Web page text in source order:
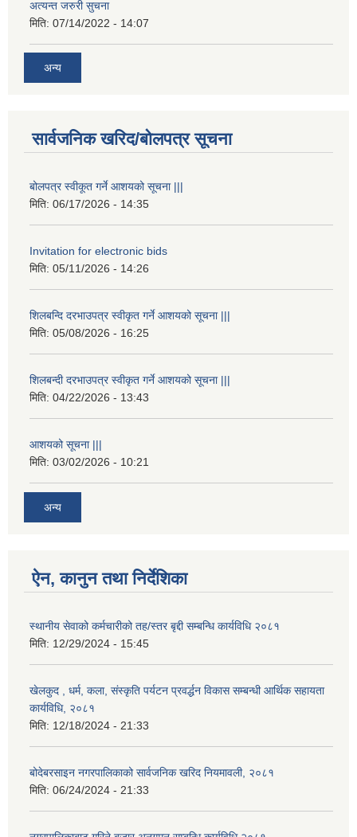
अत्यन्त जरुरी सुचना
मिति: 07/14/2022 - 14:07
अन्य
सार्वजनिक खरिद/बोलपत्र सूचना
बोलपत्र स्वीकूत गर्ने आशयको सूचना |||
मिति: 06/17/2026 - 14:35
Invitation for electronic bids
मिति: 05/11/2026 - 14:26
शिलबन्दि दरभाउपत्र स्वीकृत गर्ने आशयको सूचना |||
मिति: 05/08/2026 - 16:25
शिलबन्दी दरभाउपत्र स्वीकृत गर्ने आशयको सूचना |||
मिति: 04/22/2026 - 13:43
आशयको सूचना |||
मिति: 03/02/2026 - 10:21
अन्य
ऐन, कानुन तथा निर्देशिका
स्थानीय सेवाको कर्मचारीको तह/स्तर बृद्दी सम्बन्धि कार्यविधि २०८१
मिति: 12/29/2024 - 15:45
खेलकुद , धर्म, कला, संस्कृति पर्यटन प्रवर्द्धन विकास सम्बन्धी आर्थिक सहायता
कार्यविधि, २०८१
मिति: 12/18/2024 - 21:33
बोदेबरसाइन नगरपालिकाको सार्वजनिक खरिद नियमावली, २०८१
मिति: 06/24/2024 - 21:33